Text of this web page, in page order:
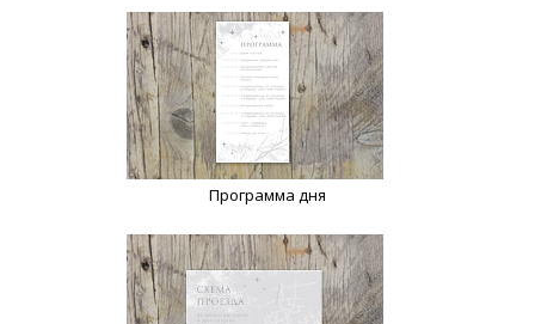
Программа дня